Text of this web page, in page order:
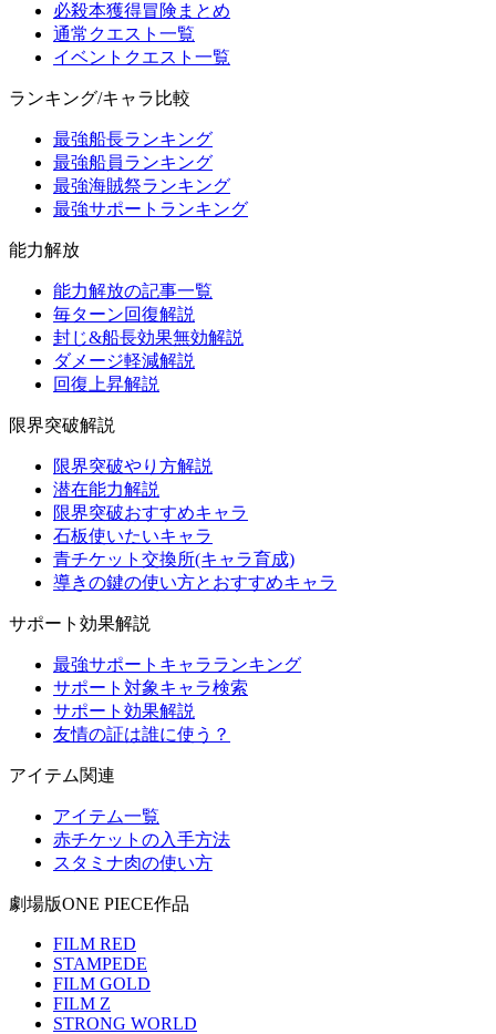
必殺本獲得冒険まとめ
通常クエスト一覧
イベントクエスト一覧
ランキング/キャラ比較
最強船長ランキング
最強船員ランキング
最強海賊祭ランキング
最強サポートランキング
能力解放
能力解放の記事一覧
毎ターン回復解説
封じ&船長効果無効解説
ダメージ軽減解説
回復上昇解説
限界突破解説
限界突破やり方解説
潜在能力解説
限界突破おすすめキャラ
石板使いたいキャラ
青チケット交換所(キャラ育成)
導きの鍵の使い方とおすすめキャラ
サポート効果解説
最強サポートキャラランキング
サポート対象キャラ検索
サポート効果解説
友情の証は誰に使う？
アイテム関連
アイテム一覧
赤チケットの入手方法
スタミナ肉の使い方
劇場版ONE PIECE作品
FILM RED
STAMPEDE
FILM GOLD
FILM Z
STRONG WORLD